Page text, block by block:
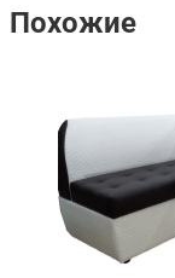
Похожие